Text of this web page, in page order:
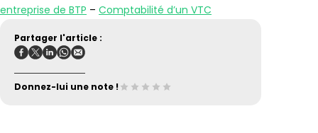
entreprise de BTP – Comptabilité d’un VTC
Partager l'article :
Donnez-lui une note !